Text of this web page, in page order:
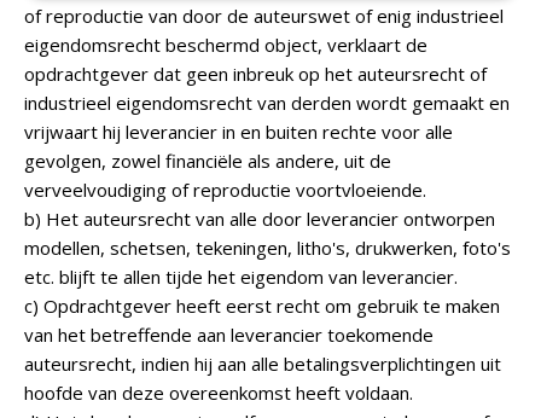
of reproductie van door de auteurswet of enig industrieel
eigendomsrecht beschermd object, verklaart de
opdrachtgever dat geen inbreuk op het auteursrecht of
industrieel eigendomsrecht van derden wordt gemaakt en
vrijwaart hij leverancier in en buiten rechte voor alle
gevolgen, zowel financiële als andere, uit de
verveelvoudiging of reproductie voortvloeiende.
b) Het auteursrecht van alle door leverancier ontworpen
modellen, schetsen, tekeningen, litho's, drukwerken, foto's
etc. blijft te allen tijde het eigendom van leverancier.
c) Opdrachtgever heeft eerst recht om gebruik te maken
van het betreffende aan leverancier toekomende
auteursrecht, indien hij aan alle betalingsverplichtingen uit
hoofde van deze overeenkomst heeft voldaan.